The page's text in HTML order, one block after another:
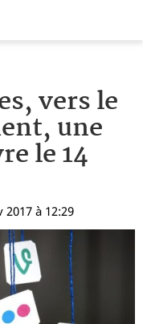
vers le
une
le 14
2017 à 12:29